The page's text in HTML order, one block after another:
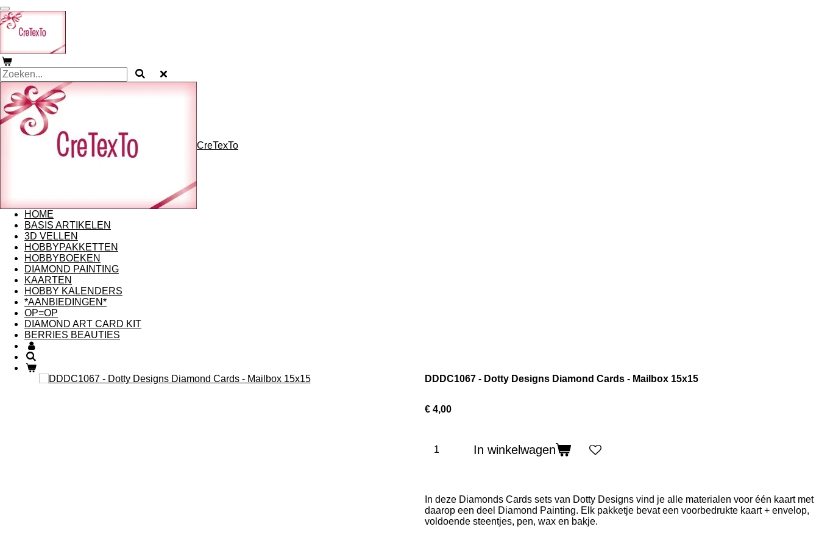
Ga
direct
naar
hoofdinhoud
CreTexTo
HOME
BASIS ARTIKELEN
3D VELLEN
HOBBYPAKKETTEN
HOBBYBOEKEN
DIAMOND PAINTING
KAARTEN
HOBBY KALENDERS
*AANBIEDINGEN*
OP=OP
DIAMOND ART CARD KIT
BERRIES BEAUTIES
DDDC1067 - Dotty Designs Diamond Cards - Mailbox 15x15
€ 4,00
In winkelwagen
In deze Diamonds Cards sets van Dotty Designs vind je alle materialen voor één kaart met
daarop een deel Diamond Painting. Elk pakketje bevat een voorbedrukte kaart + envelop,
voldoende steentjes, pen, wax en bakje.